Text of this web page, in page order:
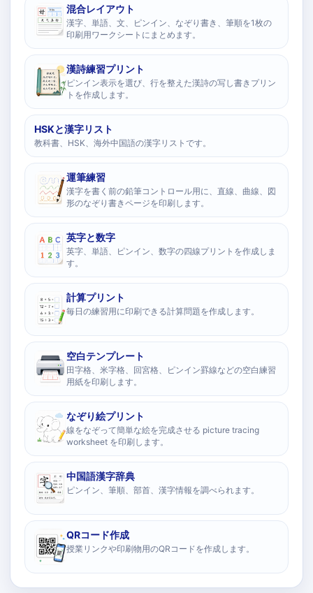
混合レイアウト
漢字、単語、文、ピンイン、なぞり書き、筆順を1枚の
印刷用ワークシートにまとめます。
漢詩練習プリント
ピンイン表示を選び、行を整えた漢詩の写し書きプリン
トを作成します。
HSKと漢字リスト
教科書、HSK、海外中国語の漢字リストです。
運筆練習
漢字を書く前の鉛筆コントロール用に、直線、曲線、図
形のなぞり書きページを印刷します。
英字と数字
英字、単語、ピンイン、数字の四線プリントを作成しま
す。
計算プリント
毎日の練習用に印刷できる計算問題を作成します。
空白テンプレート
田字格、米字格、回宮格、ピンイン罫線などの空白練習
用紙を印刷します。
なぞり絵プリント
線をなぞって簡単な絵を完成させる picture tracing
worksheet を印刷します。
中国語漢字辞典
ピンイン、筆順、部首、漢字情報を調べられます。
QRコード作成
授業リンクや印刷物用のQRコードを作成します。